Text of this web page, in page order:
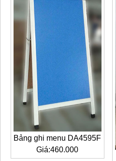
Bảng ghi menu DA4595F
Giá:460.000